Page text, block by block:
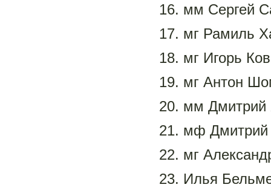
16. мм Сергей
17. мг Рамиль
18. мг Игорь
19. мг Антон
20. мм Дмитрий
21. мф Дмитрий
22. мг
23. Илья